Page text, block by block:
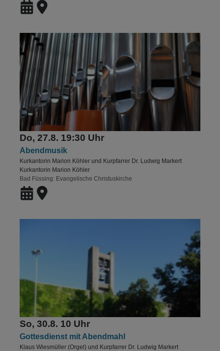
Do, 27.8. 19:30 Uhr
Abendmusik
Kurkantorin Marion Köhler und Kurpfarrer Dr. Ludwig Markert
Kurkantorin Marion Köhler
Bad Füssing
Evangelische Christuskirche
So, 30.8. 10 Uhr
Gottesdienst mit Abendmahl
Klaus Wiesmüller (Orgel) und Kurpfarrer Dr. Ludwig Markert